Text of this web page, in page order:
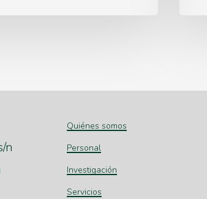
n
Quiénes somos
Personal
Investigación
Servicios